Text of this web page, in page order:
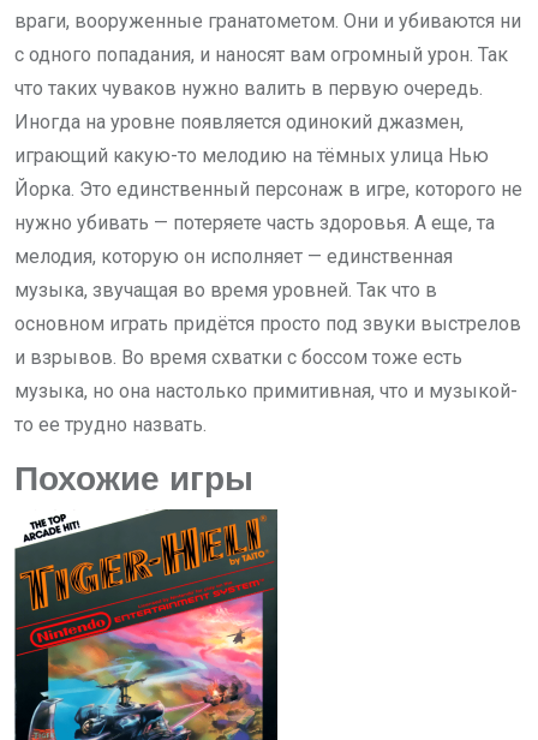
враги, вооруженные гранатометом. Они и убиваются ни
с одного попадания, и наносят вам огромный урон. Так
что таких чуваков нужно валить в первую очередь.
Иногда на уровне появляется одинокий джазмен,
играющий какую-то мелодию на тёмных улица Нью
Йорка. Это единственный персонаж в игре, которого не
нужно убивать — потеряете часть здоровья. А еще, та
мелодия, которую он исполняет — единственная
музыка, звучащая во время уровней. Так что в
основном играть придётся просто под звуки выстрелов
и взрывов. Во время схватки с боссом тоже есть
музыка, но она настолько примитивная, что и музыкой-
то ее трудно назвать.
Похожие игры